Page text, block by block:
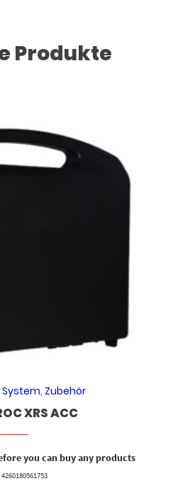
Produkte
System, Zubehör
XRS ACC
you can buy any products